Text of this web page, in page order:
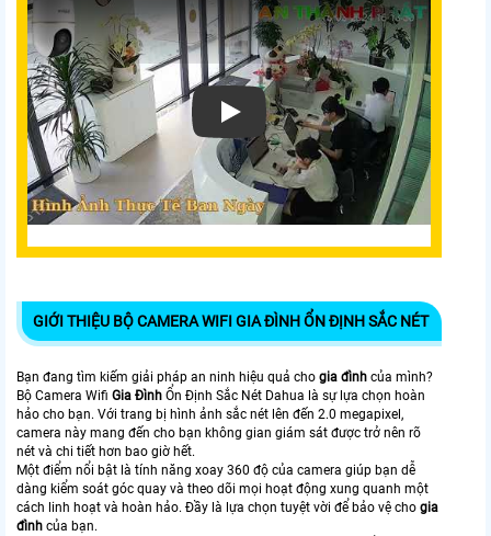
GIỚI THIỆU BỘ CAMERA WIFI GIA ĐÌNH ỔN ĐỊNH SẮC NÉT
Bạn đang tìm kiếm giải pháp an ninh hiệu quả cho gia đình của mình?
Bộ Camera Wifi Gia Đình Ổn Định Sắc Nét Dahua là sự lựa chọn hoàn
hảo cho bạn. Với trang bị hình ảnh sắc nét lên đến 2.0 megapixel,
camera này mang đến cho bạn không gian giám sát được trở nên rõ
nét và chi tiết hơn bao giờ hết.
Một điểm nổi bật là tính năng xoay 360 độ của camera giúp bạn dễ
dàng kiểm soát góc quay và theo dõi mọi hoạt động xung quanh một
cách linh hoạt và hoàn hảo. Đầy là lựa chọn tuyệt vời để bảo vệ cho gia
đình của bạn.